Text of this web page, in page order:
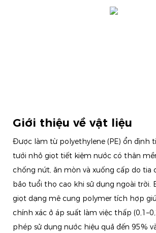
Giới thiệu về vật liệu
Được làm từ polyethylene (PE) ổn định
tưới nhỏ giọt tiết kiệm nước có thân
chống nứt, ăn mòn và xuống cấp do tia
bảo tuổi thọ cao khi sử dụng ngoài trời.
giọt dạng mê cung polymer tích hợp
chính xác ở áp suất làm việc thấp
phép sử dụng nước hiệu quả đến 95%